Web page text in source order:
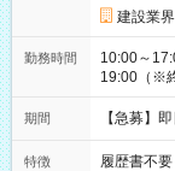
建設業
勤務時間
10:00～
19:00（※
期間 【急募】
特徴 履歴書不要